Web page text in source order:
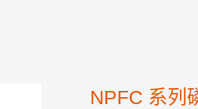
NPFC 系列